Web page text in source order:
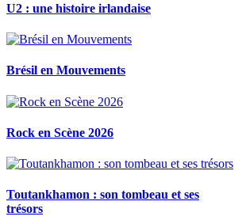
U2 : une histoire irlandaise
Brésil en Mouvements
Rock en Scène 2026
Toutankhamon : son tombeau et ses
trésors